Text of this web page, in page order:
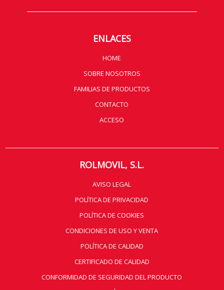
ENLACES
HOME
SOBRE NOSOTROS
FAMILIAS DE PRODUCTOS
CONTACTO
ACCESO
ROLMOVIL, S.L.
AVISO LEGAL
POLÍTICA DE PRIVACIDAD
POLÍTICA DE COOKIES
CONDICIONES DE USO Y VENTA
POLÍTICA DE CALIDAD
CERTIFICADO DE CALIDAD
CONFORMIDAD DE SEGURIDAD DEL PRODUCTO